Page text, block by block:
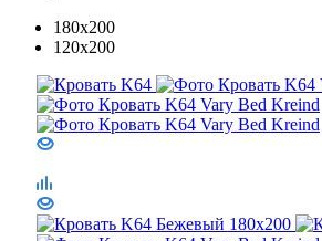
180x200
120x200